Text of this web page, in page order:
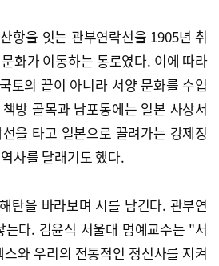
항을 잇는 관부연락선을 1905년 취
화가 이동하는 통로였다. 이에 따라
토의 끝이 아니라 서양 문화를 수입
방 골목과 남포동에는 일본 사상서
을 타고 일본으로 끌려가는 강제징
사를 달래기도 했다.
탄을 바라보며 시를 남긴다. 관부연
다. 김윤식 서울대 명예교수는 "서
와 우리의 전통적인 정신사를 지켜